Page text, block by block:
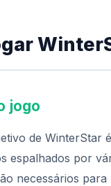
jogo
de WinterStar
espalhados por
necessários